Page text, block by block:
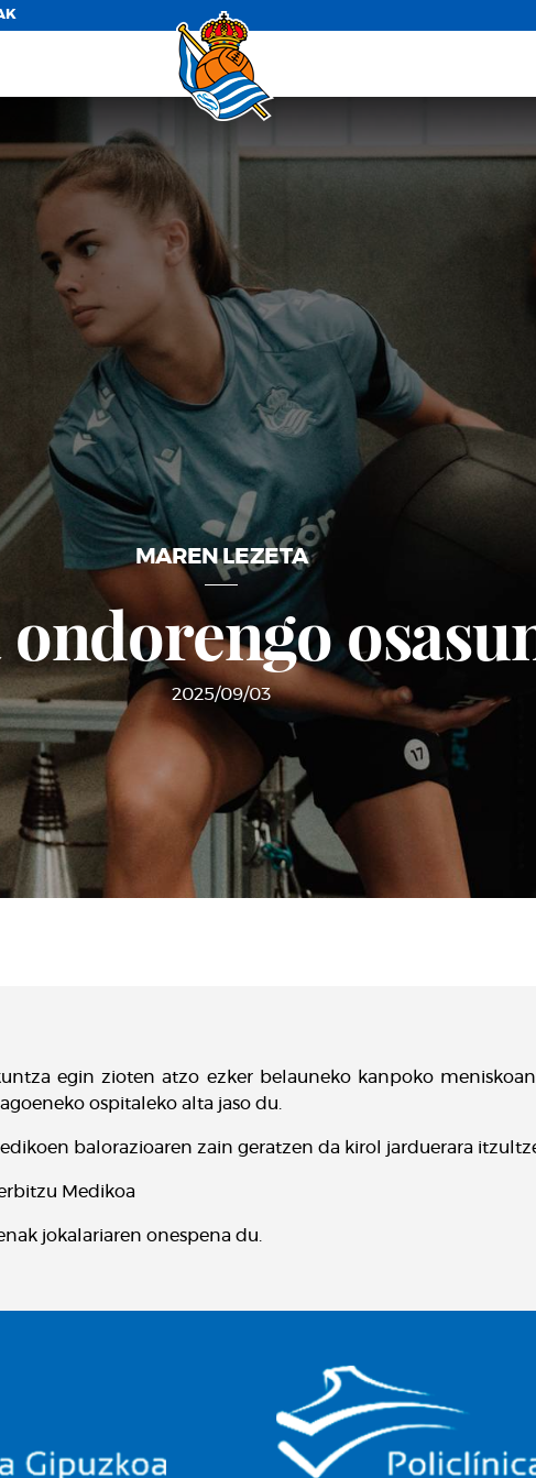
MAREN LEZETA
2025/09/03
egin zioten atzo ezker belauneko kanpoko
ospitaleko alta jaso du.
balorazioaren zain geratzen da kirol jarduerara
Medikoa
jokalariaren onespena du.